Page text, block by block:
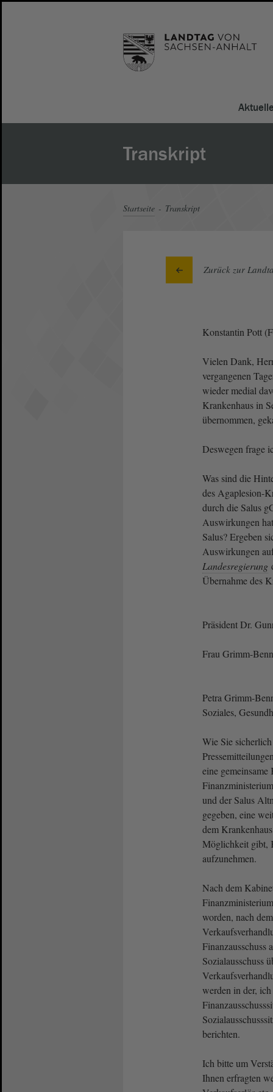
Transkript
Startseite Transkript
Zurück zur
Konstantin Pott
Vielen Dank,
vergangenen
wieder medial
Krankenhaus in
übernommen,
Deswegen frage
Was sind die
des Agaplesion-
durch die Salus
Auswirkungen
Salus? Ergeben
Auswirkungen
Landesregierung
Übernahme des
Präsident Dr.
Frau Grimm-
Petra Grimm-
Soziales,
Wie Sie
eine gemeinsame
und der Salus
gegeben, eine
dem
Möglichkeit gibt,
aufzunehmen.
Nach dem
worden, nach
Finanzausschuss
Sozialausschuss
werden in der,
berichten.
Ich bitte um
Ihnen erfragten